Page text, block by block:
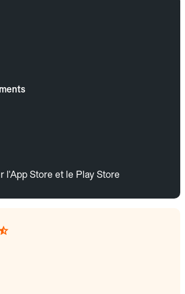
l'App Store et le Play Store